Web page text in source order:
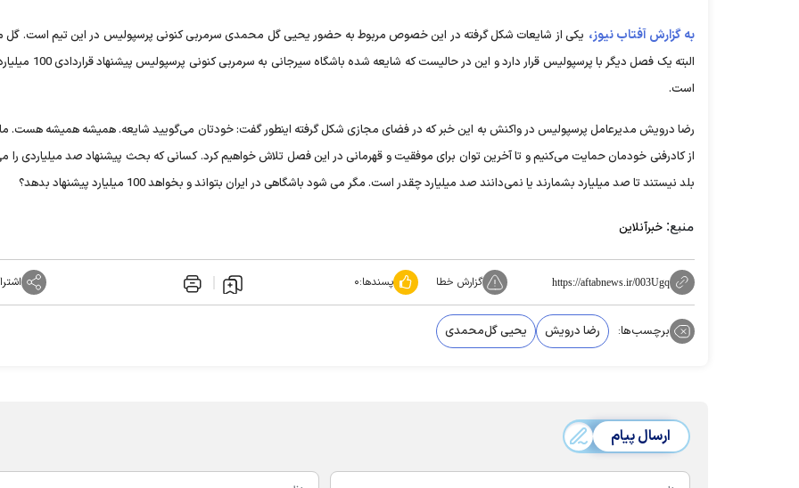
به گزارش آفتاب نیوز، یکی از شایعات شکل گرفته در این خصوص مربوط به حضور یحیی گل محمدی سرمربی کنونی پرسپولیس در این تیم است.
البته یک فصل دیگر با پرسپولیس قرار دارد و این در حالیست
است.
رضا درویش مدیرعامل پرسپولیس در واکنش به این خبر که در فضای مجازی شکل گرفته اینطور گفت: خودتان می‌گویید شایعه. همیشه همیشه هست.
از کادرفنی خودمان حمایت می‌کنیم و تا آخرین توان برای موفقیت و قهرمانی در این فصل تلاش خواهیم کرد. کسانی که بحث پیشنهاد صد میلیاردی را
بلد نیستند تا صد میلیارد بشمارند یا نمی‌دانند صد میلیارد چقدر است. مگر می شود باشگاهی در ایران بتواند و بخواهد 100 میلیارد پیشنهاد بدهد؟
منبع: خبرآنلاین
https://aftabnews.ir/003Ugq گزارش خطا پسندها:۰
برچسب‌ها: رضا درویش یحیی گل‌محمدی
ارسال پیام